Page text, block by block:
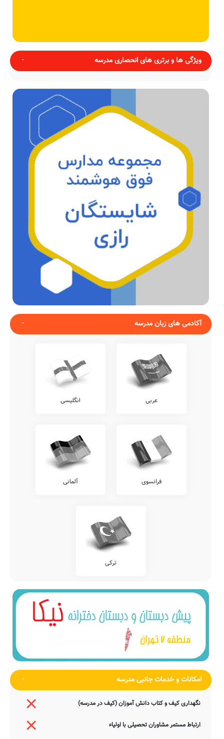
ویژگی ها و برتری های انحصاری مدرسه
آکادمی های زبان مدرسه
عربی انگلیسی
فرانسوی آلمانی
ترکی
امکانات و خدمات جانبی مدرسه
نگهداری کیف و کتاب دانش آموزان (کیف در مدرسه)
ارتباط مستمر مشاوران تحصیلی با اولیاء